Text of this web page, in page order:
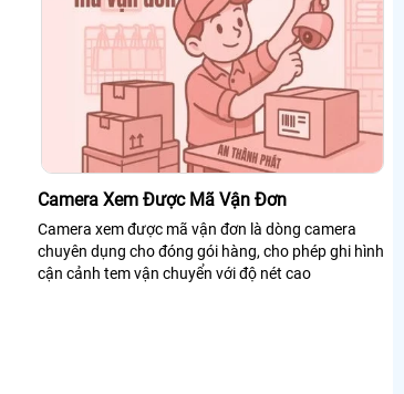
Camera Xem Được Mã Vận Đơn
Camera xem được mã vận đơn là dòng camera
chuyên dụng cho đóng gói hàng, cho phép ghi hình
cận cảnh tem vận chuyển với độ nét cao